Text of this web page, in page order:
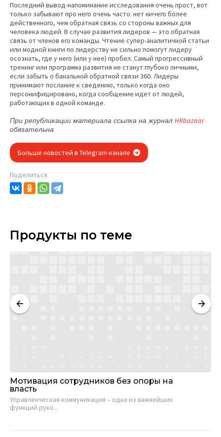
Последний вывод-напоминание исследования очень прост, вот
только забывают про него очень часто: нет ничего более
действенного, чем обратная связь со стороны важных для
человека людей. В случае развития лидеров — это обратная
связь от членов его команды. Чтение супер-аналитичной статьи
или модной книги по лидерству не сильно помогут лидеру
осознать, где у него (или у нее) пробел. Самый прогрессивный
тренинг или программа развития не станут глубоко личными,
если забыть о банальной обратной связи 360. Лидеры
принимают послание к сведению, только когда оно
персонифицировано, когда сообщение идет от людей,
работающих в одной команде.
При републикации материала ссылка на журнал HRbazaar
обязательна
Больше новостей в Telegram-канале
Поделиться
Продукты по теме
Мотивация сотрудников без опоры на
власть
Управленческая коммуникация – одна из важнейших
функций руко...